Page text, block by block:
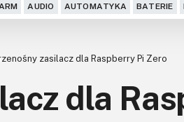
AUDIO AUTOMATYKA BATERIE
zasilacz dla Raspberry Pi Zero
dla